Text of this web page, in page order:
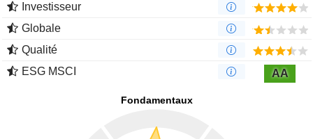
Investisseur
Globale
Qualité
ESG MSCI
AA